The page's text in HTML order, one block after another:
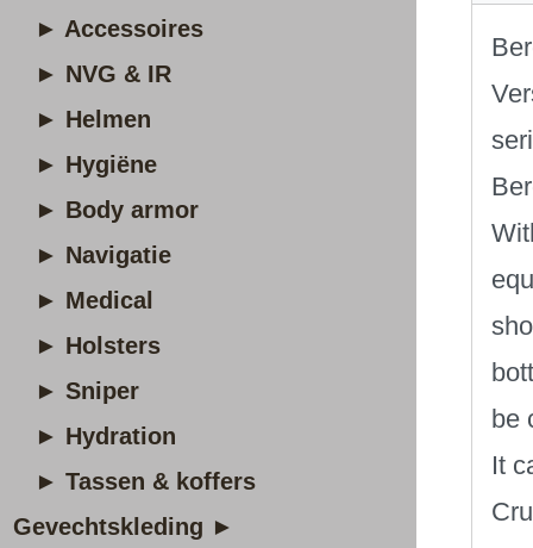
► Accessoires
► NVG & IR
► Helmen
► Hygiëne
► Body armor
► Navigatie
► Medical
► Holsters
► Sniper
► Hydration
► Tassen & koffers
Gevechtskleding ►
be
It